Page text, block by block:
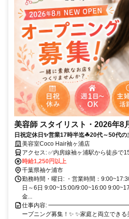
美容師 スタイリスト・2026年8
日祝定休日✨営業17時半迄☘20代～50代の
美容室Coco Hair袖ヶ浦店
アクセス: ✅内房線袖ヶ浦駅から徒歩で15分 ✅袖ヶ浦駅からバスで5分
時給1,250円以上
千葉県袖ケ浦市
勤務時間・曜日: ・営業時間：
日～6日 9:00~15:00/9:00~16:00
金...
仕事内容:
ープニング募集！✨ ✨家庭と両立できる